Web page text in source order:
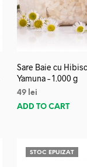
Sare Baie cu
Yamuna – 1.000 g
49 lei
ADD TO CART
STOC EPUIZAT